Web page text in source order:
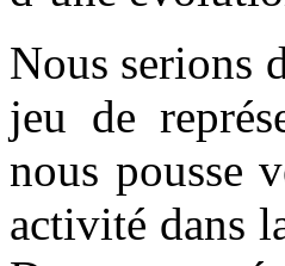
Nous serions
jeu de
nous pousse
activité dans